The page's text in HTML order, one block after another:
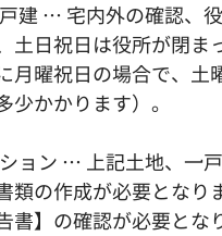
建 … 宅内外の確認、
土日祝日は役所が閉ま
月曜祝日の場合で、
少かかります）。
ョン … 上記土地、一
類の作成が必要となり
書】の確認が必要とな